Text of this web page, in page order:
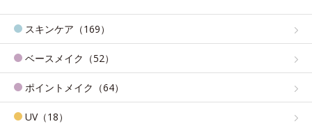
スキンケア（169）
ベースメイク（52）
ポイントメイク（64）
UV（18）